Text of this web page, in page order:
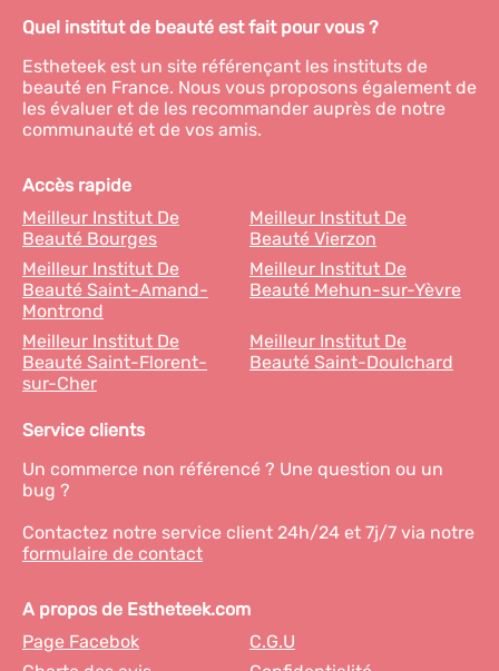
Quel institut de beauté est fait pour vous ?
Estheteek est un site référençant les instituts de
beauté en France. Nous vous proposons également de
les évaluer et de les recommander auprès de notre
communauté et de vos amis.
Accès rapide
Meilleur Institut De
Beauté Bourges
Meilleur Institut De
Beauté Vierzon
Meilleur Institut De
Beauté Saint-Amand-
Montrond
Meilleur Institut De
Beauté Mehun-sur-Yèvre
Meilleur Institut De
Beauté Saint-Florent-
sur-Cher
Meilleur Institut De
Beauté Saint-Doulchard
Service clients
Un commerce non référencé ? Une question ou un
bug ?
Contactez notre service client 24h/24 et 7j/7 via notre
formulaire de contact
A propos de Estheteek.com
Page Facebok
C.G.U